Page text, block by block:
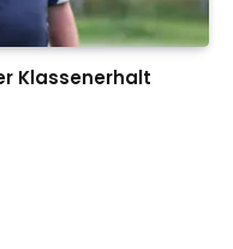
Klassenerhalt